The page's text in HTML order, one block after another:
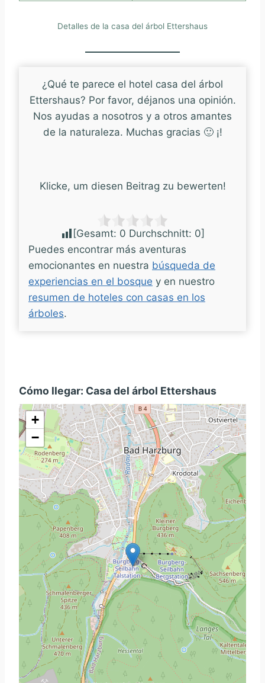
Detalles de la casa del árbol Ettershaus
¿Qué te parece el hotel casa del árbol
Ettershaus? Por favor, déjanos una opinión.
Nos ayudas a nosotros y a otros amantes
de la naturaleza. Muchas gracias 🙂 ¡!
Klicke, um diesen Beitrag zu bewerten!
[Gesamt: 0 Durchschnitt: 0]
Puedes encontrar más aventuras
emocionantes en nuestra búsqueda de
experiencias en el bosque y en nuestro
resumen de hoteles con casas en los
árboles.
Cómo llegar: Casa del árbol Ettershaus
+
−